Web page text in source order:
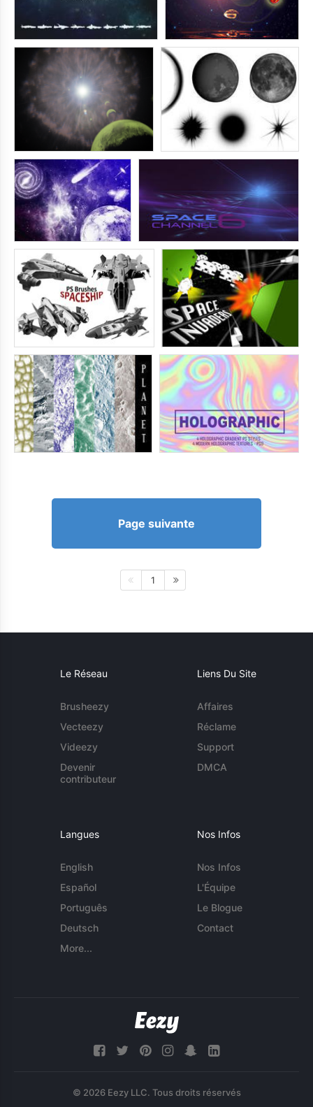
Page suivante
1
Le Réseau
Brusheezy
Vecteezy
Videezy
Devenir
contributeur
Liens Du Site
Affaires
Réclame
Support
DMCA
Langues
English
Español
Português
Deutsch
More...
Nos Infos
Nos Infos
L'Équipe
Le Blogue
Contact
© 2026 Eezy LLC. Tous droits réservés